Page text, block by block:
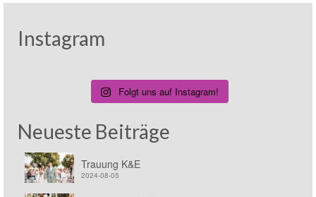
Instagram
Folgt uns auf Instagram!
Neueste Beiträge
Trauung K&E
2024-08-05